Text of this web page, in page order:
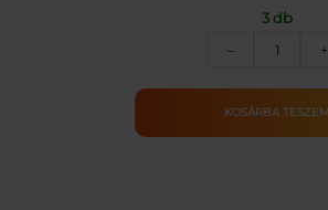
3 db
–
150
cm,
+
KOSÁRBA TESZEM